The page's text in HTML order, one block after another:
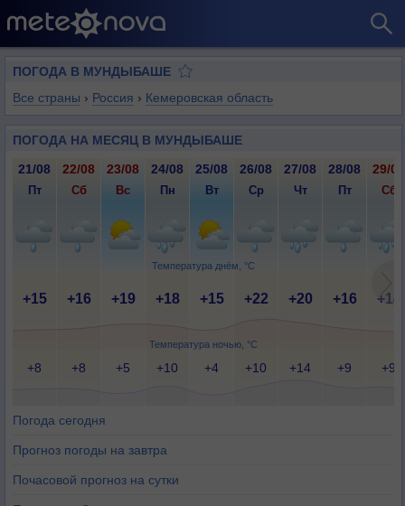
ПОГОДА В МУНДЫБАШЕ
Все страны › Россия › Кемеровская область
ПОГОДА НА МЕСЯЦ В МУНДЫБАШЕ
Температура днём, °C
Температура ночью, °C
21/08 22/08 23/08 24/08 25/08 26/08 27/08 28/08 29/08
Пт Сб Вс Пн Вт Ср Чт Пт Сб
+15 +16 +19 +18 +15 +22 +20 +16 +14
+8 +8 +5 +10 +4 +10 +14 +9 +9
Погода сегодня
Прогноз погоды на завтра
Почасовой прогноз на сутки